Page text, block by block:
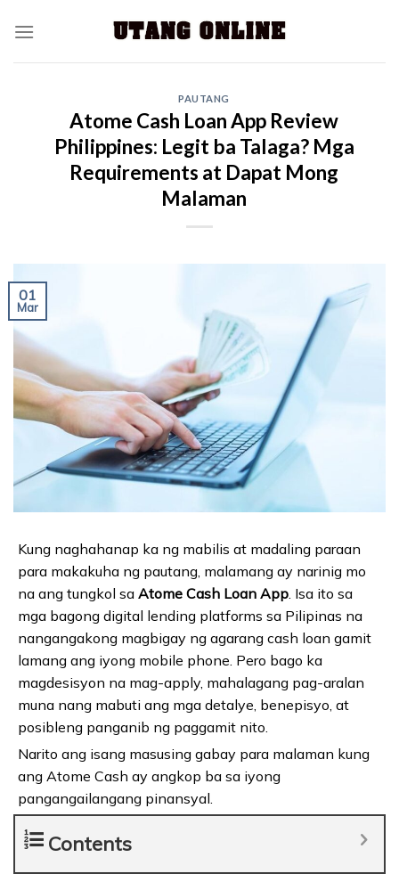
PAUTANG
Atome Cash Loan App Review
Philippines: Legit ba Talaga? Mga
Requirements at Dapat Mong
Malaman
01
Mar
Kung naghahanap ka ng mabilis at madaling paraan
para makakuha ng pautang, malamang ay narinig mo
na ang tungkol sa Atome Cash Loan App . Isa ito sa
mga bagong digital lending platforms sa Pilipinas na
nangangakong magbigay ng agarang cash loan gamit
lamang ang iyong mobile phone. Pero bago ka
magdesisyon na mag-apply, mahalagang pag-aralan
muna nang mabuti ang mga detalye, benepisyo, at
posibleng panganib ng paggamit nito.
Narito ang isang masusing gabay para malaman kung
ang Atome Cash ay angkop ba sa iyong
pangangailangang pinansyal.
Contents